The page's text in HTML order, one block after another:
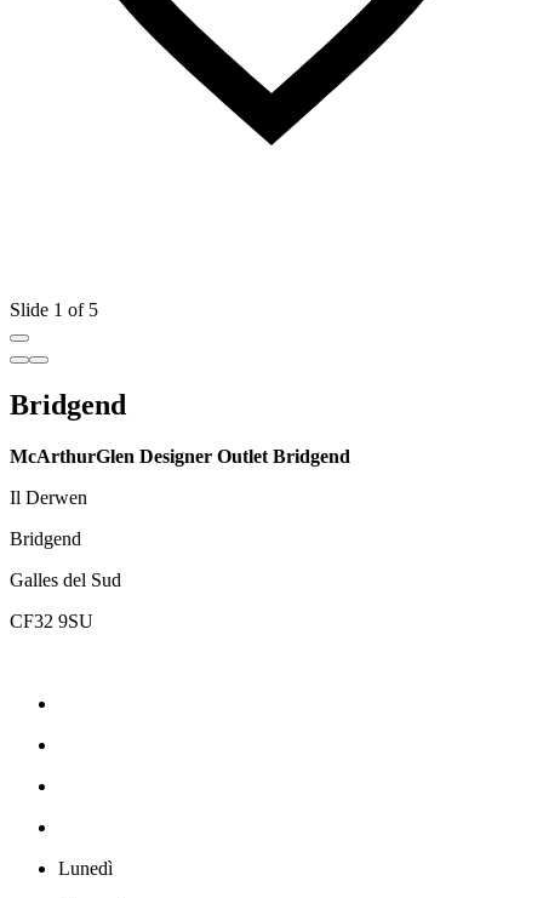
Slide 1 of 5
Bridgend
McArthurGlen Designer Outlet Bridgend
Il Derwen
Bridgend
Galles del Sud
CF32 9SU
Lunedì